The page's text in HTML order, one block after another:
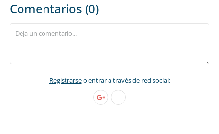
Comentarios (0)
Registrarseo entrar a través de red social: